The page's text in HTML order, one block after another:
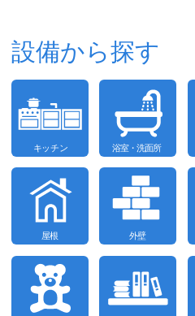
設備から探す